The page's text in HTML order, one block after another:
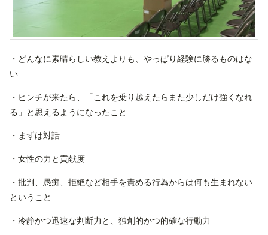
・どんなに素晴らしい教えよりも、やっぱり経験に勝るものはな
い
・ピンチが来たら、「これを乗り越えたらまた少しだけ強くなれ
る」と思えるようになったこと
・まずは対話
・女性の力と貢献度
・批判、愚痴、拒絶など相手を責める行為からは何も生まれない
ということ
・冷静かつ迅速な判断力と、独創的かつ的確な行動力